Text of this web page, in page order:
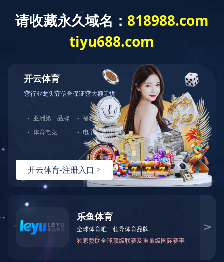
首页 企业概况 业绩实力 新闻
当前位置：首页>> 企业文化>> 社会责任